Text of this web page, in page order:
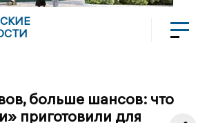
больше шансов: что
приготовили для